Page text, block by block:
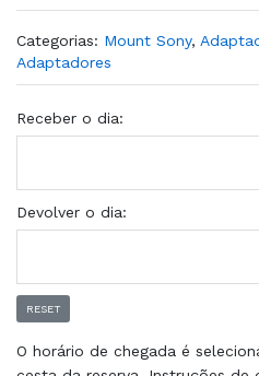
Categorias: Mount Sony,
Adaptadores
Receber o dia:
Devolver o dia:
RESET
O horário de chegada é